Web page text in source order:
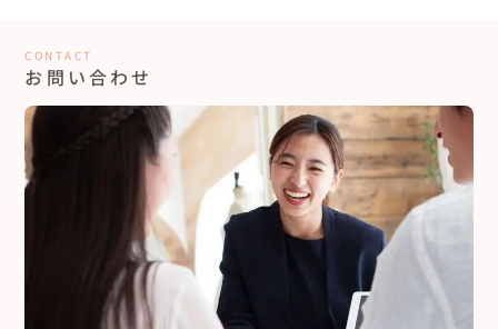
CONTACT
お問い合わせ